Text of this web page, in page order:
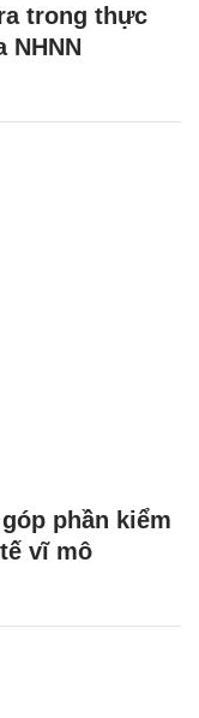
trong thực
NHNN
phần kiểm
vĩ mô